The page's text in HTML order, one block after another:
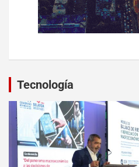
Tecnología